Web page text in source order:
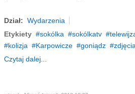
Dział: Wydarzenia
Etykiety
sokólka sokólkatv
kolizja
Karpowicze goniądz zdjęcia
Czytaj dalej...